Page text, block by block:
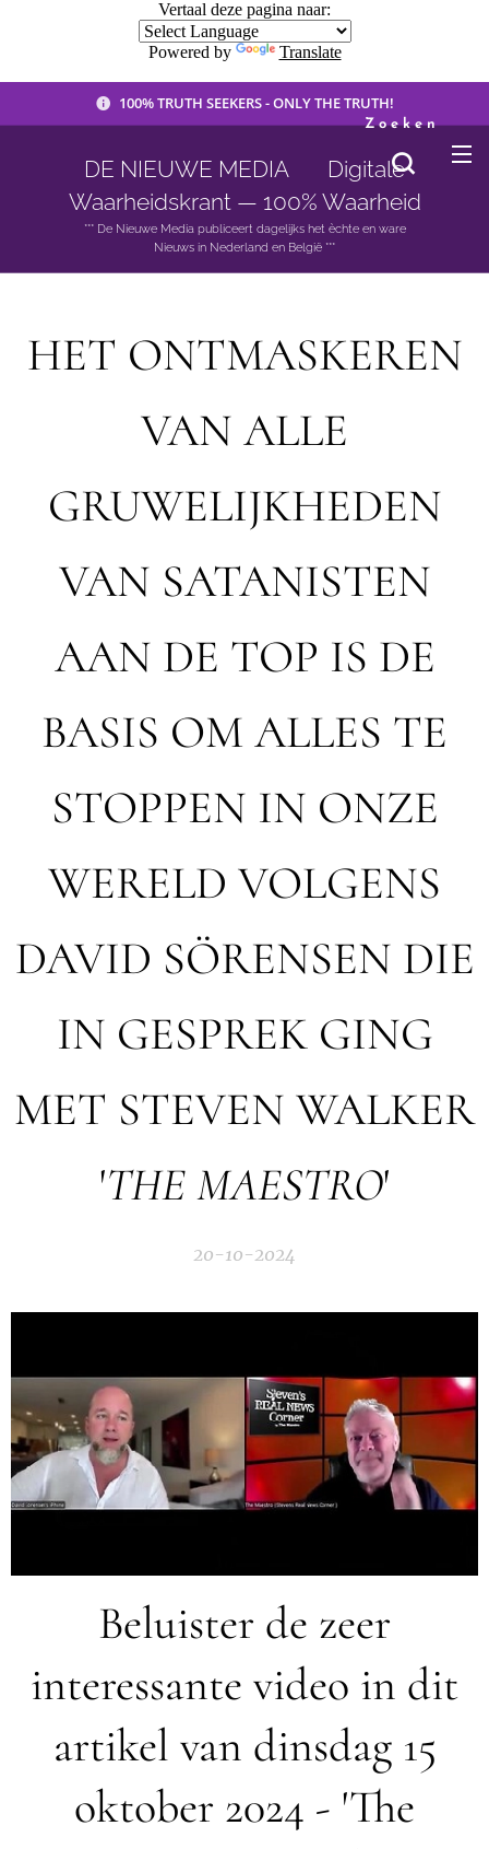
Vertaal deze pagina naar:
Powered by Translate
100% TRUTH SEEKERS - ONLY THE TRUTH!
DE NIEUWE MEDIA 🟣 Digitale
Waarheidskrant — 100% Waarheid
*** De Nieuwe Media publiceert dagelijks het èchte en ware
Nieuws in Nederland en België ***
Zoeken
HET ONTMASKEREN
VAN ALLE
GRUWELIJKHEDEN
VAN SATANISTEN
AAN DE TOP IS DE
BASIS OM ALLES TE
STOPPEN IN ONZE
WERELD VOLGENS
DAVID SÖRENSEN DIE
IN GESPREK GING
MET STEVEN WALKER
'THE MAESTRO'
20-10-2024
Beluister de zeer
interessante video in dit
artikel van dinsdag 15
oktober 2024 - 'The